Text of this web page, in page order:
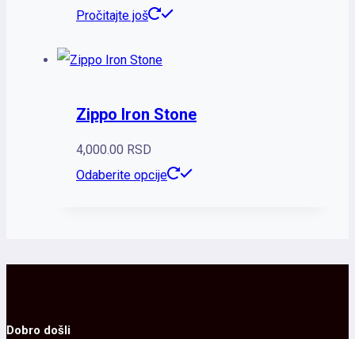
Pročitajte još
Zippo Iron Stone
4,000.00 RSD
Odaberite opcije
Dobro došli